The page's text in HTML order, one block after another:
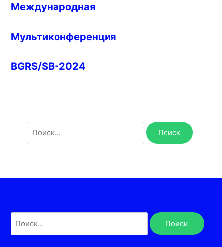
Международная
Мультиконференция
BGRS/SB-2024
Найти: